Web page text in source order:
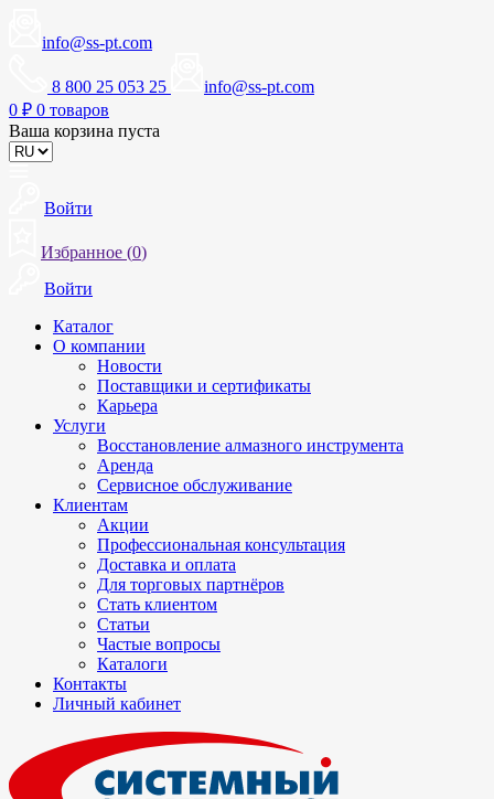
info@ss-pt.com
8 800 25 053 25
info@ss-pt.com
0 ₽ 0 товаров
Ваша корзина пуста
Войти
Избранное (0)
Войти
Каталог
О компании
Новости
Поставщики и сертификаты
Карьера
Услуги
Восстановление алмазного инструмента
Аренда
Сервисное обслуживание
Клиентам
Акции
Профессиональная консультация
Доставка и оплата
Для торговых партнёров
Стать клиентом
Статьи
Частые вопросы
Каталоги
Контакты
Личный кабинет